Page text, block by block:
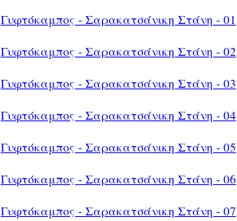
Γυφτόκαμπος - Σαρακατσάνικη Στάνη - 01
Γυφτόκαμπος - Σαρακατσάνικη Στάνη - 02
Γυφτόκαμπος - Σαρακατσάνικη Στάνη - 03
Γυφτόκαμπος - Σαρακατσάνικη Στάνη - 04
Γυφτόκαμπος - Σαρακατσάνικη Στάνη - 05
Γυφτόκαμπος - Σαρακατσάνικη Στάνη - 06
Γυφτόκαμπος - Σαρακατσάνικη Στάνη - 07